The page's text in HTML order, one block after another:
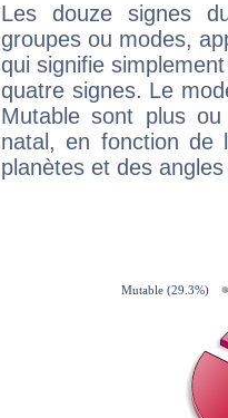
Les douze signes
groupes ou modes,
qui signifie
quatre signes. Le
Mutable sont plus
natal, en fonction de
planètes et des